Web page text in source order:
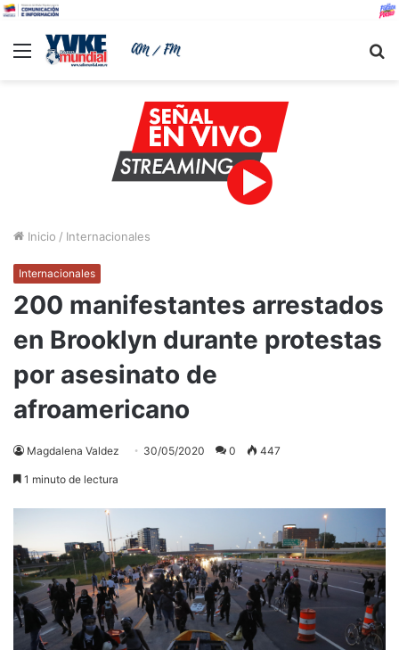
Menu
Inicio / Internacionales
Internacionales
200 manifestantes arrestados
en Brooklyn durante protestas
por asesinato de
afroamericano
Magdalena Valdez 30/05/2020 0 447
1 minuto de lectura